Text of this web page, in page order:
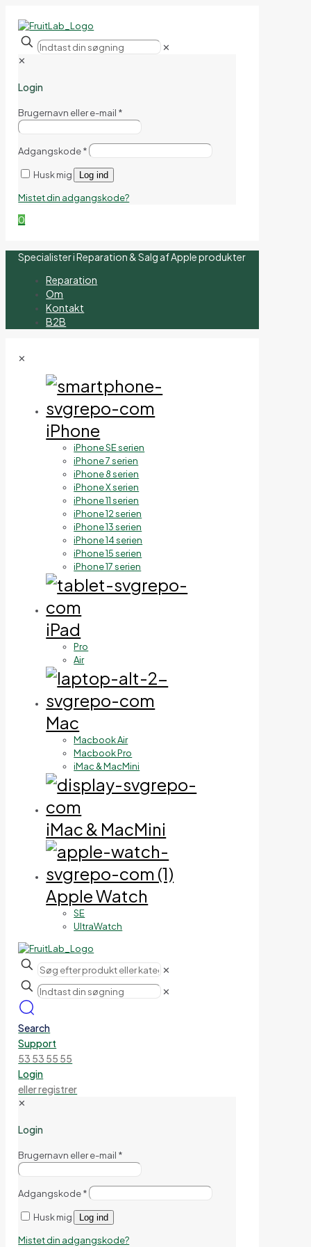
✕
✕
Login
Brugernavn eller e-mail *
Adgangskode*
Husk mig Log ind
Mistet din adgangskode?
0
Specialister i Reparation & Salg af Apple produkter
Reparation
Om
Kontakt
B2B
✕
iPhone
iPhone SE serien
iPhone 7 serien
iPhone 8 serien
iPhone X serien
iPhone 11 serien
iPhone 12 serien
iPhone 13 serien
iPhone 14 serien
iPhone 15 serien
iPhone 17 serien
iPad
Pro
Air
Mac
Macbook Air
Macbook Pro
iMac & MacMini
iMac & MacMini
Apple Watch
SE
UltraWatch
✕
✕
Search
Support
53 53 55 55
Login
eller registrer
✕
Login
Brugernavn eller e-mail *
Adgangskode*
Husk mig Log ind
Mistet din adgangskode?